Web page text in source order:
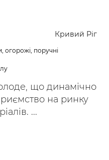
Кривий Ріг
огорожі, поручні
що динамічно
на ринку
...